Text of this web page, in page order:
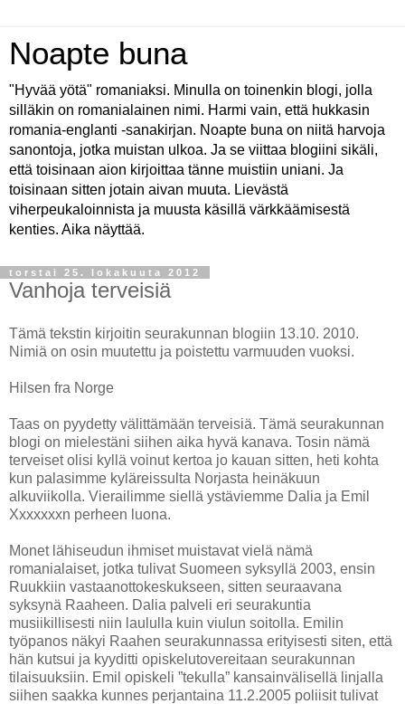
Noapte buna
"Hyvää yötä" romaniaksi. Minulla on toinenkin blogi, jolla
silläkin on romanialainen nimi. Harmi vain, että hukkasin
romania-englanti -sanakirjan. Noapte buna on niitä harvoja
sanontoja, jotka muistan ulkoa. Ja se viittaa blogiini sikäli,
että toisinaan aion kirjoittaa tänne muistiin uniani. Ja
toisinaan sitten jotain aivan muuta. Lievästä
viherpeukaloinnista ja muusta käsillä värkkäämisestä
kenties. Aika näyttää.
torstai 25. lokakuuta 2012
Vanhoja terveisiä
Tämä tekstin kirjoitin seurakunnan blogiin 13.10. 2010.
Nimiä on osin muutettu ja poistettu varmuuden vuoksi.
Hilsen fra Norge
Taas on pyydetty välittämään terveisiä. Tämä seurakunnan
blogi on mielestäni siihen aika hyvä kanava. Tosin nämä
terveiset olisi kyllä voinut kertoa jo kauan sitten, heti kohta
kun palasimme kyläreissulta Norjasta heinäkuun
alkuviikolla. Vierailimme siellä ystäviemme Dalia ja Emil
Xxxxxxxn perheen luona.
Monet lähiseudun ihmiset muistavat vielä nämä
romanialaiset, jotka tulivat Suomeen syksyllä 2003, ensin
Ruukkiin vastaanottokeskukseen, sitten seuraavana
syksynä Raaheen. Dalia palveli eri seurakuntia
musiikillisesti niin laululla kuin viulun soitolla. Emilin
työpanos näkyi Raahen seurakunnassa erityisesti siten, että
hän kutsui ja kyyditti opiskelutovereitaan seurakunnan
tilaisuuksiin. Emil opiskeli ”tekulla” kansainvälisellä linjalla
siihen saakka kunnes perjantaina 11.2.2005 poliisit tulivat